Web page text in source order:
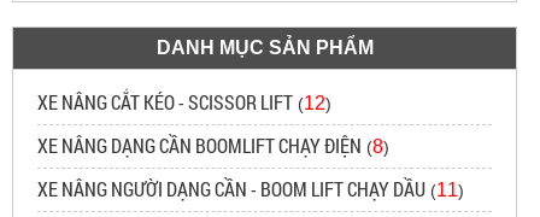
DANH MỤC SẢN PHẨM
XE NÂNG CẮT KÉO - SCISSOR LIFT (12)
XE NÂNG DẠNG CẦN BOOMLIFT CHẠY ĐIỆN (8)
XE NÂNG NGƯỜI DẠNG CẦN - BOOM LIFT CHẠY DẦU (11)